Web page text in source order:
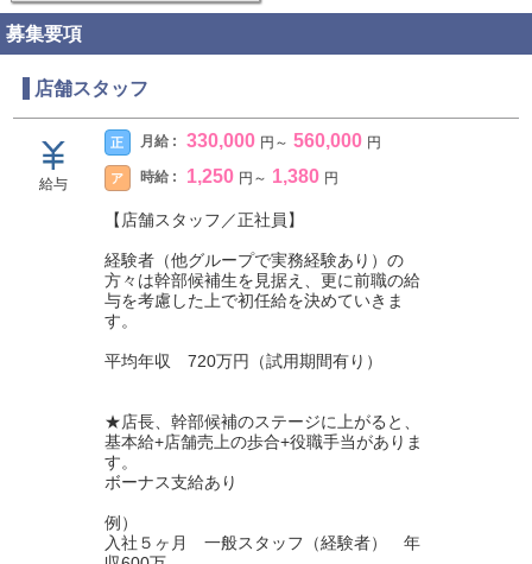
募集要項
店舗スタッフ
給与
正 月給 : 330,000 円 ～ 560,000 円
ア 時給 : 1,250 円 ～ 1,380 円
【店舗スタッフ／正社員】
経験者（他グループで実務経験あり）の
方々は幹部候補生を見据え、更に前職の給
与を考慮した上で初任給を決めていきま
す。
平均年収 720万円（試用期間有り）
★店長、幹部候補のステージに上がると、
基本給+店舗売上の歩合+役職手当がありま
す。
ボーナス支給あり
例）
入社５ヶ月 一般スタッフ（経験者） 年